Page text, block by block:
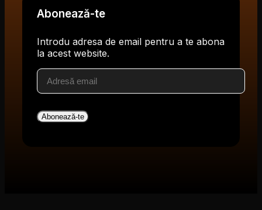
Abonează-te
Introdu adresa de email pentru a te abona
la acest website.
Adresă
email
Abonează-te